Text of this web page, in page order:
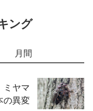
ング
月間
ミヤマ
の異変